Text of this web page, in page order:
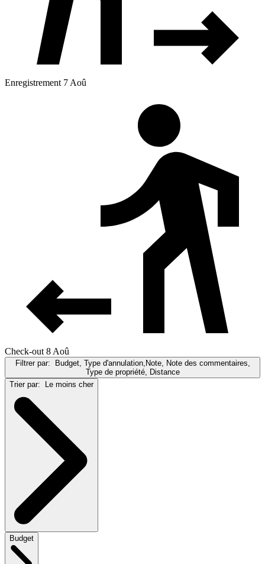
Enregistrement 7 Aoû
Check-out 8 Aoû
Filtrer par:
Budget, Type d'annulation,Note, Note des commentaires,
Type de propriété, Distance
Trier par:
Le moins cher
Budget